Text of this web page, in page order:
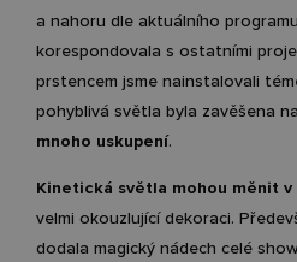
a nahoru dle aktuálního
korespondovala s ostatními
prstencem jsme nainstalovali
pohyblivá světla byla zavěšena
mnoho uskupení.
Kinetická světla mohou měnit
velmi okouzlující dekoraci.
dodala magický nádech celé